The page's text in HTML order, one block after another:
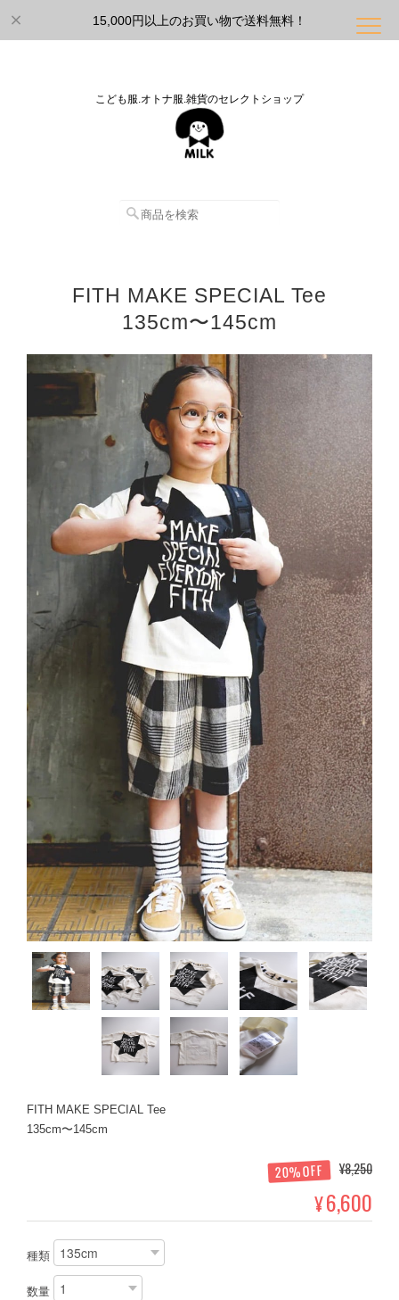
15,000円以上のお買い物で送料無料！
こども服.オトナ服.雑貨のセレクトショップ
FITH MAKE SPECIAL Tee
135cm〜145cm
FITH MAKE SPECIAL Tee
135cm〜145cm
20%OFF ¥8,250
¥6,600
種類
数量